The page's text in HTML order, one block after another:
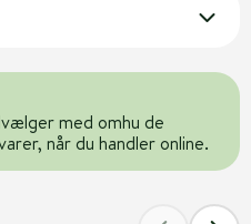
med omhu de
når du handler online.